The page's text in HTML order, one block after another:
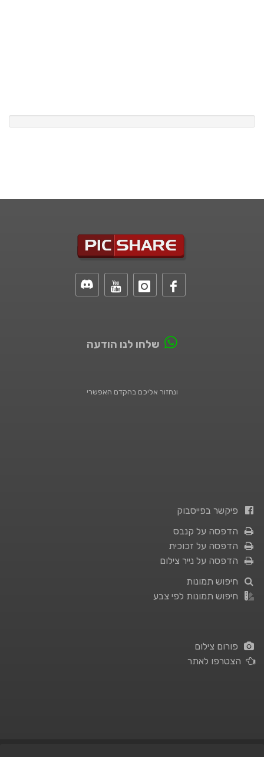
שלחו לנו הודעה
ונחזור אליכם בהקדם האפשרי
פיקשר בפייסבוק
הדפסה על קנבס
הדפסה על זכוכית
הדפסה על נייר צילום
חיפוש תמונות
חיפוש תמונות לפי צבע
פורום צילום
הצטרפו לאתר